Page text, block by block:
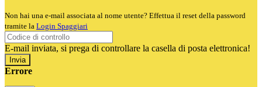
Non hai una e-mail associata al nome utente? Effettua il reset della password
tramite la Login Spaggiari
E-mail inviata, si prega di controllare la casella di posta elettronica!
Errore